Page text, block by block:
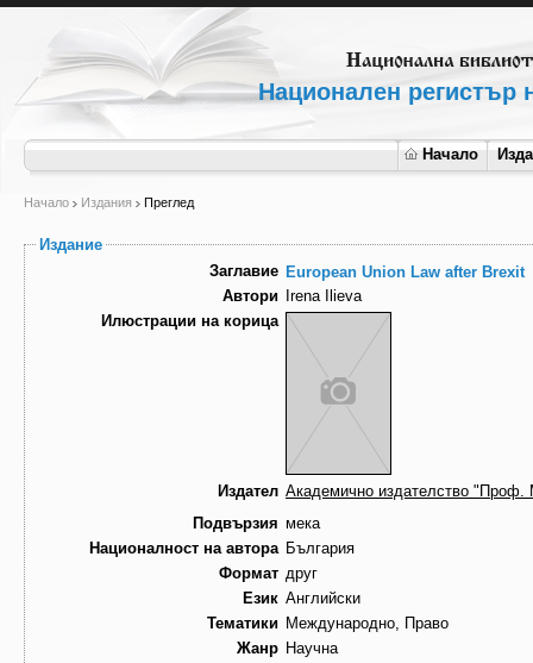
Национален регистър
Начало
Начало Издания Преглед
Издание
Заглавие European Union Law after Brexit
Автори
Irena Ilieva
Илюстрации на корица
Издател Академично издателство "Проф.
Подвързия мека
Националност на автора България
Формат друг
Език Английски
Тематики Международно, Право
Жанр Научна